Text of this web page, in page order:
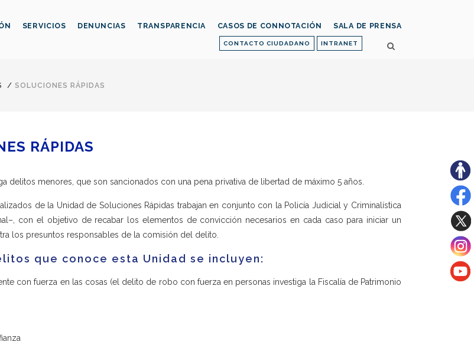
CONTACTO CIUDADANO INTRANET
SERVICIOS DENUNCIAS TRANSPARENCIA CASOS DE CONNOTACIÓN SALA DE PRENSA
/ SOLUCIONES RÁPIDAS
RÁPIDAS
delitos menores, que son sancionados con una pena privativa de libertad de máximo 5 años.
de la Unidad de Soluciones Rápidas trabajan en conjunto con la Policía Judicial y Criminalística
con el objetivo de recabar los elementos de convicción necesarios en cada caso para iniciar un
los presuntos responsables de la comisión del delito.
que conoce esta Unidad se incluyen:
con fuerza en las cosas (el delito de robo con fuerza en personas investiga la Fiscalía de Patrimonio